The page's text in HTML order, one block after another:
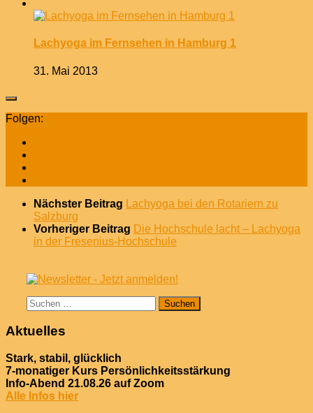
Lachyoga im Fernsehen in Hamburg 1
31. Mai 2013
Folgen:
Nächster Beitrag
Lachyoga bei den Rotariern zu
Salzburg
Vorheriger Beitrag Die Hochschule lacht – Lachyoga
in der Fresenius-Hochschule
Suchen
nach:
Aktuelles
Stark, stabil, glücklich
7-monatiger Kurs Persönlichkeitsstärkung
Info-Abend 21.08.26 auf Zoom
Alle Infos hier